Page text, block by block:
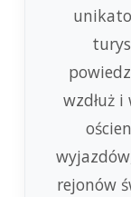
wzdłuż
rejonów